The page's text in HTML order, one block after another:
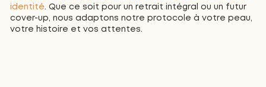
identité. Que ce soit pour un retrait intégral ou un futur
cover-up, nous adaptons notre protocole à votre peau,
votre histoire et vos attentes.